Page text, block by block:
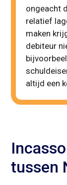
ongeacht
relatief
maken
debiteur
altijd een
tussen